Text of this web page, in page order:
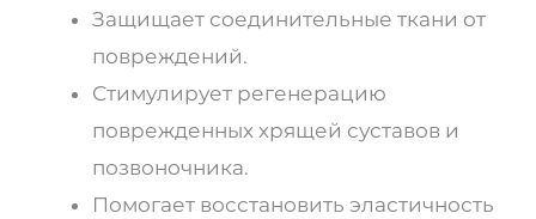
Защищает соединительные ткани от
повреждений.
Стимулирует регенерацию
поврежденных хрящей суставов и
позвоночника.
Помогает восстановить эластичность